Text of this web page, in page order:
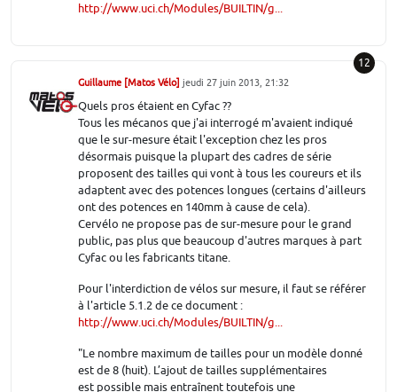
http://www.uci.ch/Modules/BUILTIN/g...
12
Guillaume [Matos Vélo] jeudi 27 juin 2013, 21:32
Quels pros étaient en Cyfac ??
Tous les mécanos que j'ai interrogé m'avaient indiqué
que le sur-mesure était l'exception chez les pros
désormais puisque la plupart des cadres de série
proposent des tailles qui vont à tous les coureurs et ils
adaptent avec des potences longues (certains d'ailleurs
ont des potences en 140mm à cause de cela).
Cervélo ne propose pas de sur-mesure pour le grand
public, pas plus que beaucoup d'autres marques à part
Cyfac ou les fabricants titane.
Pour l'interdiction de vélos sur mesure, il faut se référer
à l'article 5.1.2 de ce document :
http://www.uci.ch/Modules/BUILTIN/g...
"Le nombre maximum de tailles pour un modèle donné
est de 8 (huit). L’ajout de tailles supplémentaires
est possible mais entraînent toutefois une